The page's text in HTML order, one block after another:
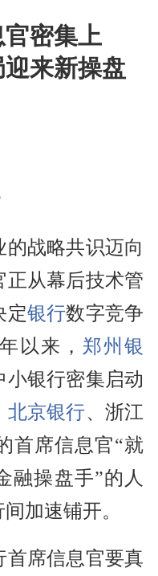
密集上
来新操盘
战略共识迈向
正从幕后技术管
定银行数字竞争
以来，郑州银
小银行密集启动
北京银行、浙江
首席信息官“就
融操盘手”的人
加速铺开。
首席信息官要真